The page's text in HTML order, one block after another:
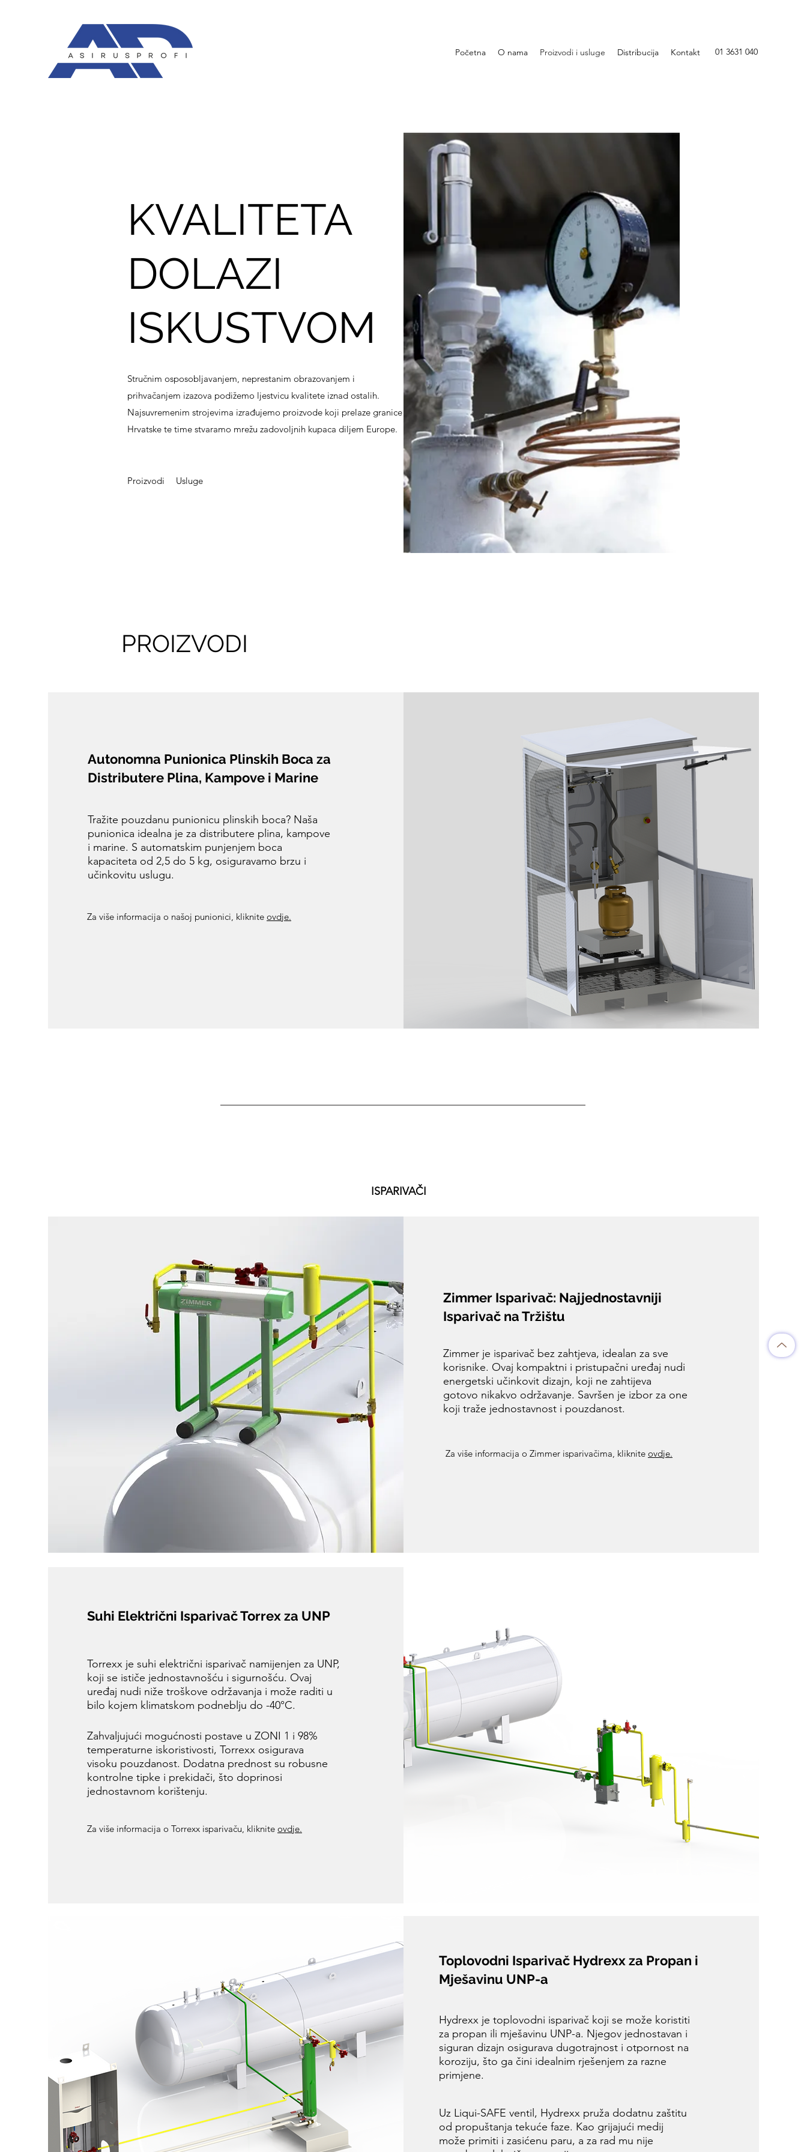
Početna O nama Proizvodi i usluge Distribucija Kontakt 01 3631 040
KVALITETA
DOLAZI
ISKUSTVOM
Stručnim osposobljavanjem, neprestanim obrazovanjem i
prihvačanjem izazova podižemo ljestvicu kvalitete iznad ostalih.
Najsuvremenim strojevima izrađujemo proizvode koji prelaze granice
Hrvatske te time stvaramo mrežu zadovoljnih kupaca diljem Europe.
Proizvodi Usluge
PROIZVODI
Autonomna Punionica Plinskih Boca za
Distributere Plina, Kampove i Marine
Tražite pouzdanu punionicu plinskih boca? Naša
punionica idealna je za distributere plina, kampove
i marine. S automatskim punjenjem boca
kapaciteta od 2,5 do 5 kg, osiguravamo brzu i
učinkovitu uslugu.
Za više informacija o našoj punionici, kliknite ovdje.
ISPARIVAČI
Zimmer Isparivač: Najjednostavniji
Isparivač na Tržištu
Zimmer je isparivač bez zahtjeva, idealan za sve
korisnike. Ovaj kompaktni i pristupačni uređaj nudi
energetski učinkovit dizajn, koji ne zahtijeva
gotovo nikakvo održavanje. Savršen je izbor za one
koji traže jednostavnost i pouzdanost.
Za više informacija o Zimmer isparivačima, kliknite ovdje.
Suhi Električni Isparivač Torrex za UNP
Torrexx je suhi električni isparivač namijenjen za UNP,
koji se ističe jednostavnošću i sigurnošću. Ovaj
uređaj nudi niže troškove održavanja i može raditi u
bilo kojem klimatskom podneblju do -40°C.
Zahvaljujući mogućnosti postave u ZONI 1 i 98%
temperaturne iskoristivosti, Torrexx osigurava
visoku pouzdanost. Dodatna prednost su robusne
kontrolne tipke i prekidači, što doprinosi
jednostavnom korištenju.
Za više informacija o Torrexx isparivaču, kliknite ovdje.
Toplovodni Isparivač Hydrexx za Propan i
Mješavinu UNP-a
Hydrexx je toplovodni isparivač koji se može koristiti
za propan ili mješavinu UNP-a. Njegov jednostavan i
siguran dizajn osigurava dugotrajnost i otpornost na
koroziju, što ga čini idealnim rješenjem za razne
primjene.
Uz Liqui-SAFE ventil, Hydrexx pruža dodatnu zaštitu
od propuštanja tekuće faze. Kao grijajući medij
može primiti i zasićenu paru, a za rad mu nije